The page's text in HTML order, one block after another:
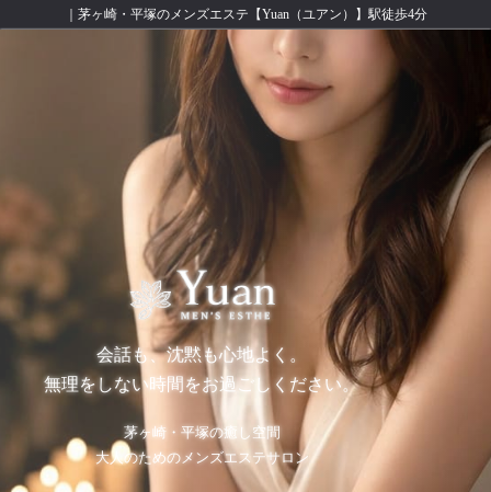
｜茅ヶ崎・平塚のメンズエステ【Yuan（ユアン）】駅徒歩4分
会話も、沈黙も心地よく。
無理をしない時間をお過ごしください。
茅ヶ崎・平塚の癒し空間
大人のためのメンズエステサロン